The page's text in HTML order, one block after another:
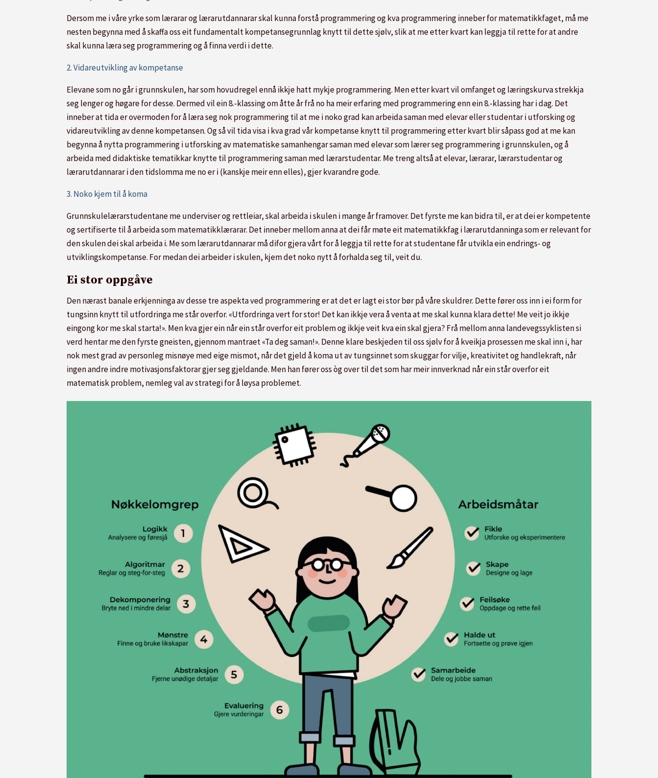
Dersom me i våre yrke som lærarar og lærarutdannarar skal kunna forstå programmering og kva programmering inneber for matematikkfaget, må me
nesten begynna med å skaffa oss eit fundamentalt kompetansegrunnlag knytt til dette sjølv, slik at me etter kvart kan leggja til rette for at andre
skal kunna læra seg programmering og å finna verdi i dette.
2. Vidareutvikling av kompetanse
Elevane som no går i grunnskulen, har som hovudregel ennå ikkje hatt mykje programmering. Men etter kvart vil omfanget og læringskurva strekkja
seg lenger og høgare for desse. Dermed vil ein 8.-klassing om åtte år frå no ha meir erfaring med programmering enn ein 8.-klassing har i dag. Det
inneber at tida er overmoden for å læra seg nok programmering til at me i noko grad kan arbeida saman med elevar eller studentar i utforsking og
vidareutvikling av denne kompetansen. Og så vil tida visa i kva grad vår kompetanse knytt til programmering etter kvart blir såpass god at me kan
begynna å nytta programmering i utforsking av matematiske samanhengar saman med elevar som lærer seg programmering i grunnskulen, og å
arbeida med didaktiske tematikkar knytte til programmering saman med lærarstudentar. Me treng altså at elevar, lærarar, lærarstudentar og
lærarutdannarar i den tidslomma me no er i (kanskje meir enn elles), gjer kvarandre gode.
3. Noko kjem til å koma
Grunnskulelærarstudentane me underviser og rettleiar, skal arbeida i skulen i mange år framover. Det fyrste me kan bidra til, er at dei er kompetente
og sertifiserte til å arbeida som matematikklærarar. Det inneber mellom anna at dei får møte eit matematikkfag i lærarutdanninga som er relevant for
den skulen dei skal arbeida i. Me som lærarutdannarar må difor gjera vårt for å leggja til rette for at studentane får utvikla ein endrings- og
utviklingskompetanse. For medan dei arbeider i skulen, kjem det noko nytt å forhalda seg til, veit du.
Ei stor oppgåve
Den nærast banale erkjenninga av desse tre aspekta ved programmering er at det er lagt ei stor bør på våre skuldrer. Dette fører oss inn i ei form for
tungsinn knytt til utfordringa me står overfor. «Utfordringa vert for stor! Det kan ikkje vera å venta at me skal kunna klara dette! Me veit jo ikkje
eingong kor me skal starta!». Men kva gjer ein når ein står overfor eit problem og ikkje veit kva ein skal gjera? Frå mellom anna landevegssyklisten si
verd hentar me den fyrste gneisten, gjennom mantraet «Ta deg saman!». Denne klare beskjeden til oss sjølv for å kveikja prosessen me skal inn i, har
nok mest grad av personleg misnøye med eige mismot, når det gjeld å koma ut av tungsinnet som skuggar for vilje, kreativitet og handlekraft, når
ingen andre indre motivasjonsfaktorar gjer seg gjeldande. Men han fører oss òg over til det som har meir innverknad når ein står overfor eit
matematisk problem, nemleg val av strategi for å løysa problemet.